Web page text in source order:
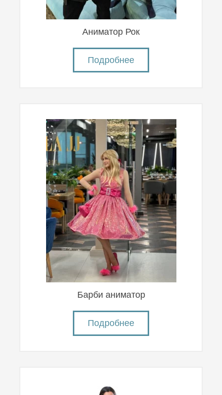
Аниматор Рок
Подробнее
Барби аниматор
Подробнее